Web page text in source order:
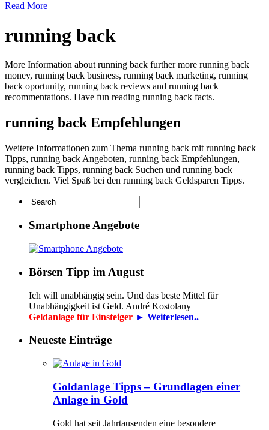
Read More
running back
More Information about running back further more running back
money, running back business, running back marketing, running
back oportunity, running back reviews and running back
recommentations. Have fun reading running back facts.
running back Empfehlungen
Weitere Informationen zum Thema running back mit running back
Tipps, running back Angeboten, running back Empfehlungen,
running back Tipps, running back Suchen und running back
vergleichen. Viel Spaß bei den running back Geldsparen Tipps.
Smartphone Angebote
Börsen Tipp im August
Ich will unabhängig sein. Und das beste Mittel für
Unabhängigkeit ist Geld. André Kostolany
Geldanlage für Einsteiger ► Weiterlesen..
Neueste Einträge
Goldanlage Tipps – Grundlagen einer
Anlage in Gold
Gold hat seit Jahrtausenden eine besondere